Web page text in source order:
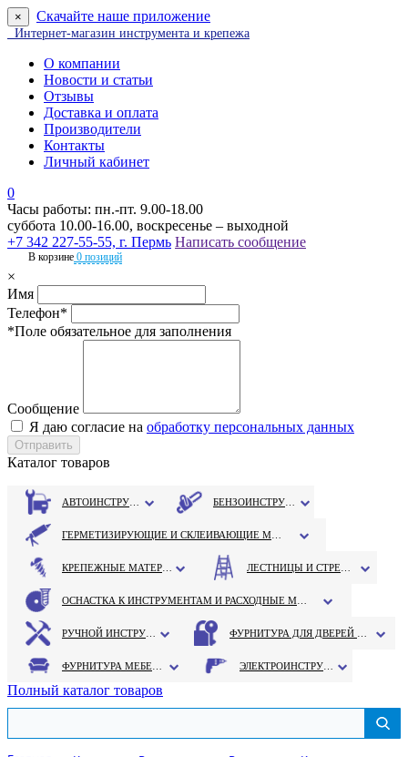
× Скачайте наше приложение
Интернет-магазин инструмента и крепежа
О компании
Новости и статьи
Отзывы
Доставка и оплата
Производители
Контакты
Личный кабинет
0
Часы работы: пн.-пт. 9.00-18.00
суббота 10.00-16.00, воскресенье – выходной
+7 342 227-55-55, г. Пермь Написать сообщение
В корзине 0 позиций
×
Имя
Телефон*
*Поле обязательное для заполнения
Сообщение
Я даю согласие на обработку персональных данных
Каталог товаров
Полный каталог товаров